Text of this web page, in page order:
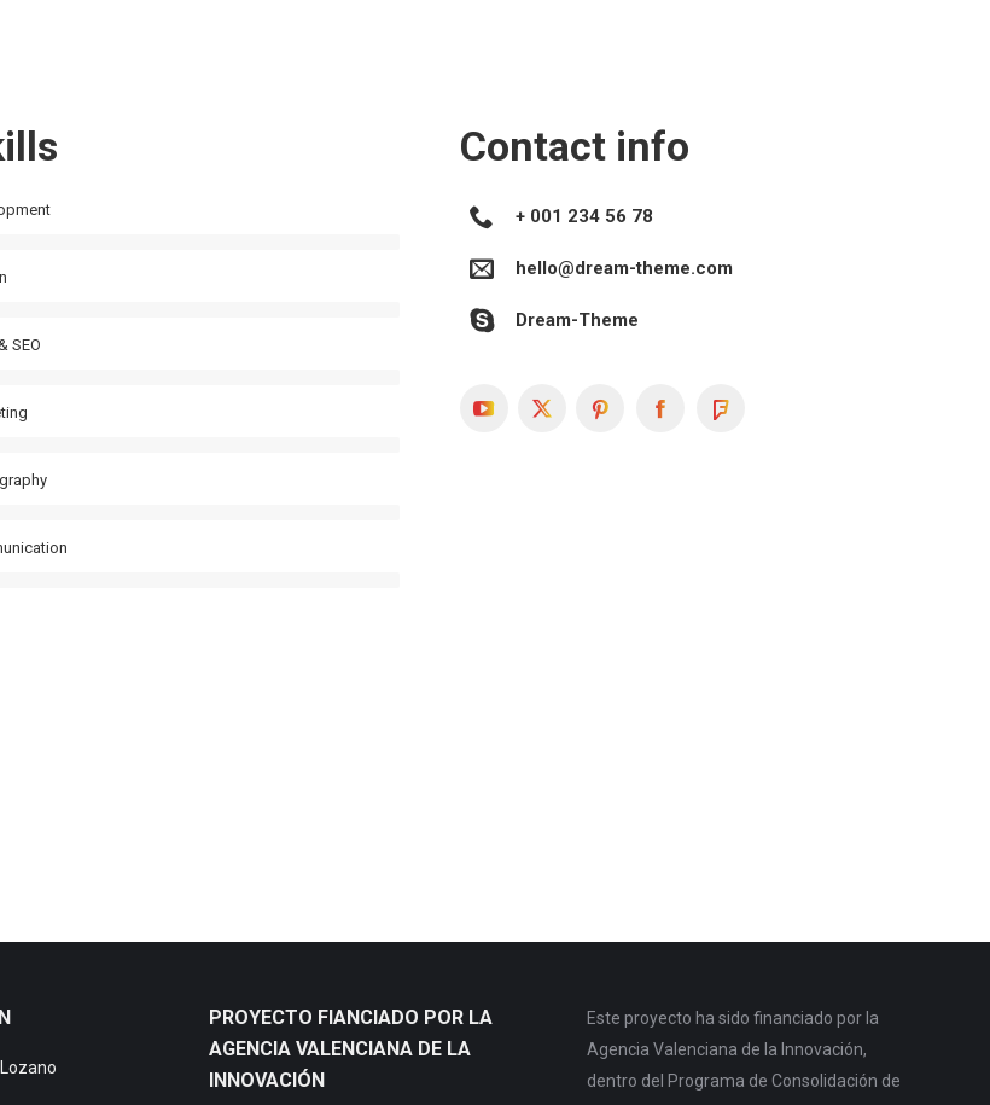
SEO
Contact info
+ 001 234 56 78
hello@dream-theme.com
Dream-Theme
YouTube
X PinterestFacebookFoursquare
PROYECTO FIANCIADO POR LA
AGENCIA VALENCIANA DE LA
INNOVACIÓN
Este proyecto ha sido financiado por la
Agencia Valenciana de la Innovación,
dentro del Programa de Consolidación de